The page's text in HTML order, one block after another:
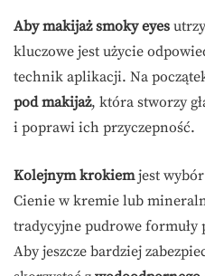
Aby makijaż smoky eyes
kluczowe jest użycie
technik aplikacji. Na
pod makijaż, która stworzy
i poprawi ich przyczepność.
Kolejnym krokiemjest
Cienie w kremie lub
tradycyjne pudrowe formuły
Aby jeszcze bardziej